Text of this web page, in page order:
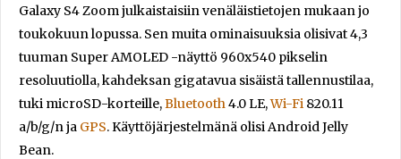
Galaxy S4 Zoom julkaistaisiin venäläistietojen mukaan jo
toukokuun lopussa. Sen muita ominaisuuksia olisivat 4,3
tuuman Super AMOLED -näyttö 960x540 pikselin
resoluutiolla, kahdeksan gigatavua sisäistä tallennustilaa,
tuki microSD-korteille,Bluetooth4.0 LE,Wi-Fi 820.11
a/b/g/n ja GPS. Käyttöjärjestelmänä olisi Android Jelly
Bean.